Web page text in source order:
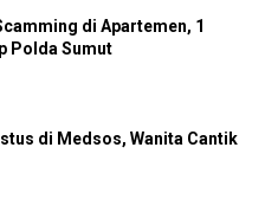
di Apartemen, 1
Polda Sumut
di Medsos, Wanita Cantik